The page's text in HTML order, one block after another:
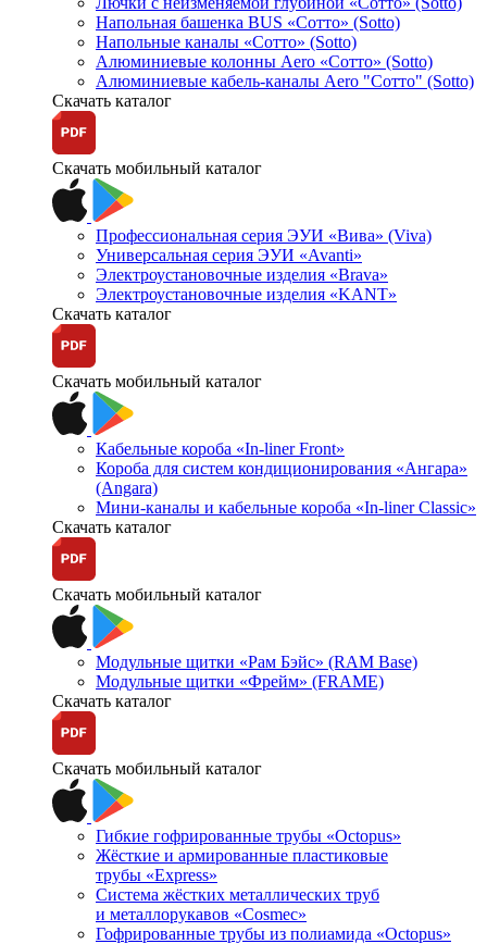
Напольная башенка BUS «Сотто» (Sotto)
Напольные каналы «Сотто» (Sotto)
Алюминиевые колонны Aero «Сотто» (Sotto)
Алюминиевые кабель-каналы Aero "Сотто" (Sotto)
Скачать каталог
Скачать мобильный каталог
Профессиональная серия ЭУИ «Вива» (Viva)
Универсальная серия ЭУИ «Avanti»
Электроустановочные изделия «Brava»
Электроустановочные изделия «KANT»
Скачать каталог
Скачать мобильный каталог
Кабельные короба «In-liner Front»
Короба для систем кондиционирования «Ангара»
(Angara)
Мини-каналы и кабельные короба «In-liner Classic»
Скачать каталог
Скачать мобильный каталог
Модульные щитки «Рам Бэйс» (RAM Base)
Модульные щитки «Фрейм» (FRAME)
Скачать каталог
Скачать мобильный каталог
Гибкие гофрированные трубы «Octopus»
Жёсткие и армированные пластиковые
трубы «Express»
Система жёстких металлических труб
и металлорукавов «Cosmec»
Гофрированные трубы из полиамида «Octopus»